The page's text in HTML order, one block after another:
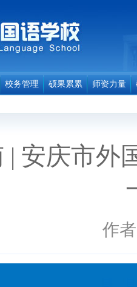
校务管理 硕果累累 师资力量
| 安庆市外
作